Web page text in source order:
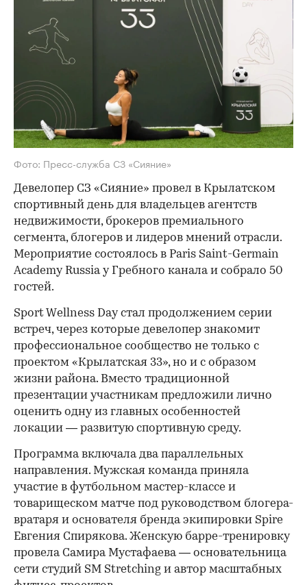
Фото: Пресс-служба СЗ «Сияние»
Девелопер СЗ «Сияние» провел в Крылатском
спортивный день для владельцев агентств
недвижимости, брокеров премиального
сегмента, блогеров и лидеров мнений отрасли.
Мероприятие состоялось в Paris Saint-Germain
Academy Russia у Гребного канала и собрало 50
гостей.
Sport Wellness Day стал продолжением серии
встреч, через которые девелопер знакомит
профессиональное сообщество не только с
проектом «Крылатская 33», но и с образом
жизни района. Вместо традиционной
презентации участникам предложили лично
оценить одну из главных особенностей
локации — развитую спортивную среду.
Программа включала два параллельных
направления. Мужская команда приняла
участие в футбольном мастер-классе и
товарищеском матче под руководством блогера-
вратаря и основателя бренда экипировки Spire
Евгения Спирякова. Женскую барре-тренировку
провела Самира Мустафаева — основательница
сети студий SM Stretching и автор масштабных